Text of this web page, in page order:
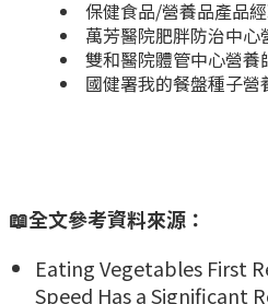
保健食品/營養品產品
萬芳醫院肥胖防治中心
雙和醫院體管中心營養
國健署我的餐盤種子營
📖全文參考資料來源：
Eating Vegetables First
Speed Has a Significant